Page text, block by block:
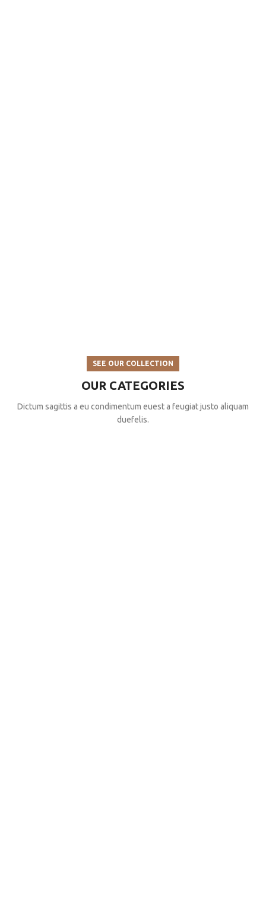
SEE OUR COLLECTION
OUR CATEGORIES
Dictum sagittis a eu condimentum euest a feugiat justo aliquam
duefelis.